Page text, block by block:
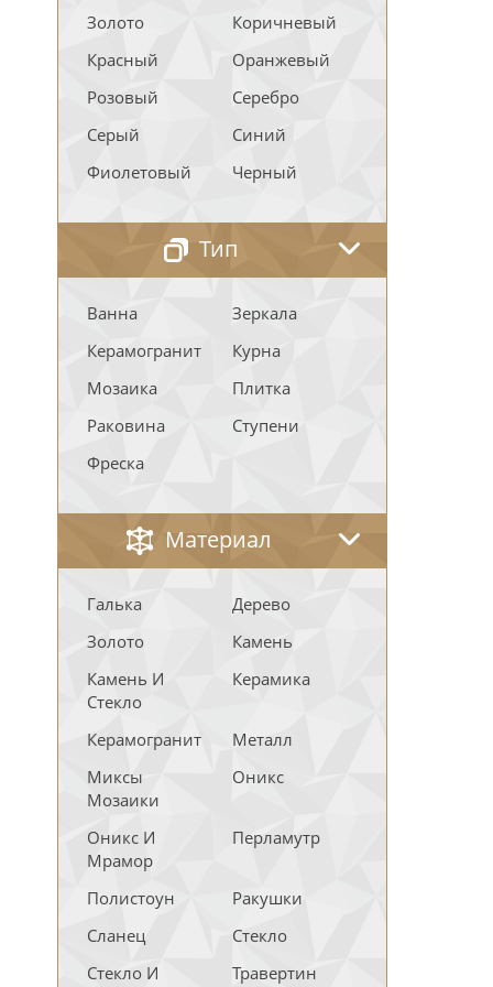
Золото
Коричневый
Красный
Оранжевый
Розовый
Серебро
Серый
Синий
Фиолетовый
Черный
Тип
Ванна
Зеркала
Керамогранит
Курна
Мозаика
Плитка
Раковина
Ступени
Фреска
Материал
Галька
Дерево
Золото
Камень
Камень И
Стекло
Керамика
Керамогранит
Металл
Миксы
Мозаики
Оникс
Оникс И
Мрамор
Перламутр
Полистоун
Ракушки
Сланец
Стекло
Стекло И
Травертин